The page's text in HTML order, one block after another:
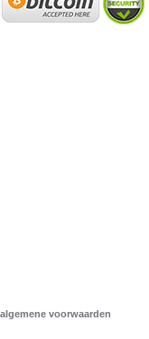
algemene voorwaarden